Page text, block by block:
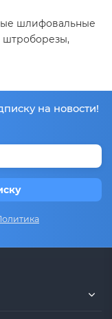
шлифовальные
штроборезы,
на новости!